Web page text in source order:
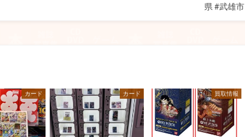
県 #武雄市
カード カード 買取情報